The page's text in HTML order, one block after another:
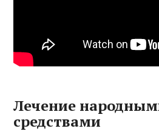
Лечение
средствами